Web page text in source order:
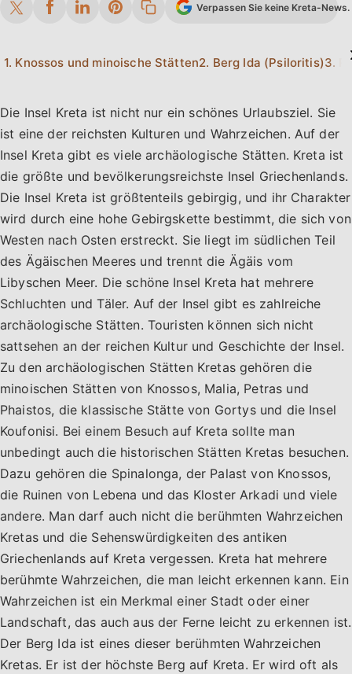
Verpassen Sie keine Kreta-
1. Knossos und minoische Stätten2. Berg Ida (Psiloritis)3.
Die Insel Kreta ist nicht nur ein schönes Urlaubsziel. Sie
ist eine der reichsten Kulturen und Wahrzeichen. Auf der
Insel Kreta gibt es viele archäologische Stätten. Kreta ist
die größte und bevölkerungsreichste Insel Griechenlands.
Die Insel Kreta ist größtenteils gebirgig, und ihr Charakter
wird durch eine hohe Gebirgskette bestimmt, die sich von
Westen nach Osten erstreckt. Sie liegt im südlichen Teil
des Ägäischen Meeres und trennt die Ägäis vom
Libyschen Meer. Die schöne Insel Kreta hat mehrere
Schluchten und Täler. Auf der Insel gibt es zahlreiche
archäologische Stätten. Touristen können sich nicht
sattsehen an der reichen Kultur und Geschichte der Insel.
Zu den archäologischen Stätten Kretas gehören die
minoischen Stätten von Knossos, Malia, Petras und
Phaistos, die klassische Stätte von Gortys und die Insel
Koufonisi. Bei einem Besuch auf Kreta sollte man
unbedingt auch die historischen Stätten Kretas besuchen.
Dazu gehören die Spinalonga, der Palast von Knossos,
die Ruinen von Lebena und das Kloster Arkadi und viele
andere. Man darf auch nicht die berühmten Wahrzeichen
Kretas und die Sehenswürdigkeiten des antiken
Griechenlands auf Kreta vergessen. Kreta hat mehrere
berühmte Wahrzeichen, die man leicht erkennen kann. Ein
Wahrzeichen ist ein Merkmal einer Stadt oder einer
Landschaft, das auch aus der Ferne leicht zu erkennen ist.
Der Berg Ida ist eines dieser berühmten Wahrzeichen
Kretas. Er ist der höchste Berg auf Kreta. Er wird oft als